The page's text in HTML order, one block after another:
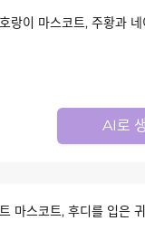
랑이 마스코트, 주황과
AI로
마스코트, 후디를 입은